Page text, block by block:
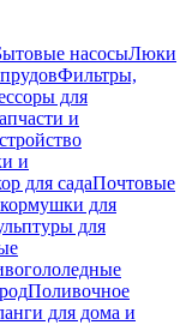
насосыЛюки
Фильтры,
для
и
и
для садаПочтовые
для
для
Поливочное
для дома и